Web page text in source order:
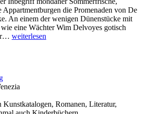
Appartmentburgen die Promenaden von De
An einem der wenigen Dünenstücke mit
wie eine Wächter Wim Delvoyes gotisch
weiterlesen
Kunstkatalogen, Romanen, Literatur,